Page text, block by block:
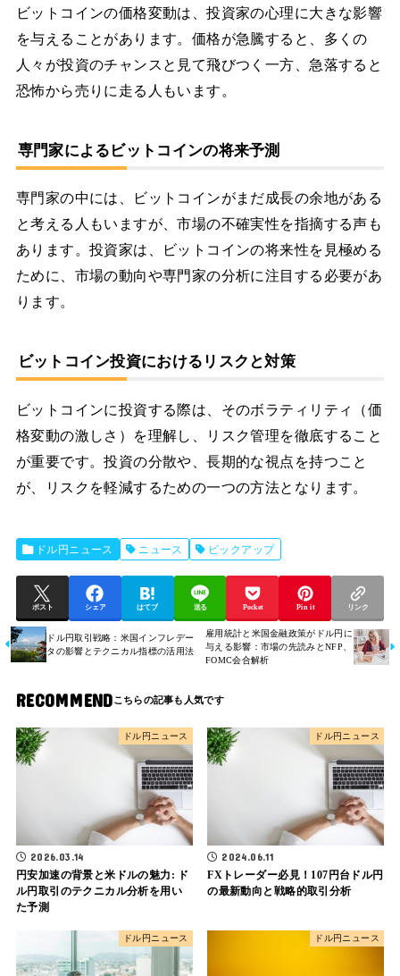
ビットコインの価格変動は、投資家の心理に大きな影響
を与えることがあります。価格が急騰すると、多くの
人々が投資のチャンスと見て飛びつく一方、急落すると
恐怖から売りに走る人もいます。
専門家によるビットコインの将来予測
専門家の中には、ビットコインがまだ成長の余地がある
と考える人もいますが、市場の不確実性を指摘する声も
あります。投資家は、ビットコインの将来性を見極める
ために、市場の動向や専門家の分析に注目する必要があ
ります。
ビットコイン投資におけるリスクと対策
ビットコインに投資する際は、そのボラティリティ（価
格変動の激しさ）を理解し、リスク管理を徹底すること
が重要です。投資の分散や、長期的な視点を持つこと
が、リスクを軽減するための一つの方法となります。
ドル円ニュース ニュース ピックアップ
ポスト シェア はてブ 送る Pocket Pin it リンク
ドル円取引戦略：米国インフレデー
タの影響とテクニカル指標の活用法
雇用統計と米国金融政策がドル円に
与える影響：市場の先読みとNFP、
FOMC会合解析
RECOMMEND
ドル円ニュース
2026.03.14
円安加速の背景と米ドルの魅力: ド
ル円取引のテクニカル分析を用い
た予測
ドル円ニュース
2024.06.11
FXトレーダー必見！107円台ドル円
の最新動向と戦略的取引分析
ドル円ニュース ドル円ニュース